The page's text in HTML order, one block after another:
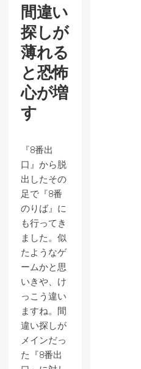
間違い
探しが
薄れる
と恐怖
心が増
す
『8番出
口』から脱
出したその
足で『8番
のりば』に
も行ってき
ました。似
たようなゲ
ームかと思
いきや、け
っこう違い
ますね。間
違い探しが
メインだっ
た『8番出